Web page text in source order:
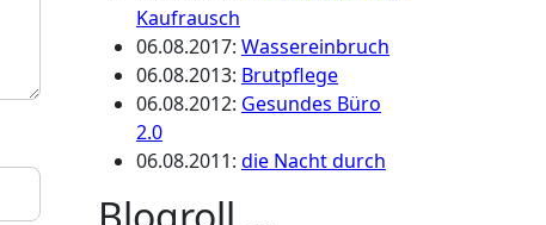
Kaufrausch
06.08.2017: Wassereinbruch
06.08.2013: Brutpflege
06.08.2012: Gesundes Büro
2.0
06.08.2011: die Nacht durch